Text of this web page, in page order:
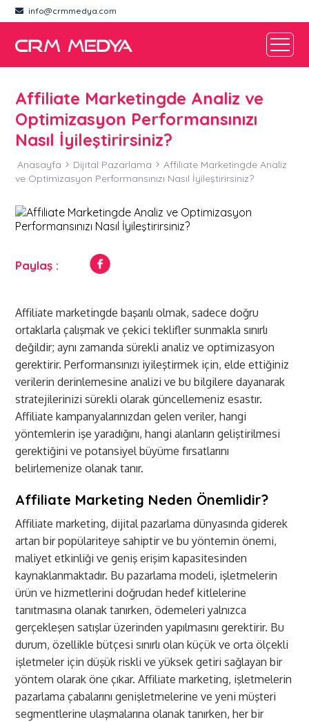
info@crmmedya.com
Affiliate Marketingde Analiz ve
Optimizasyon Performansınızı
Nasıl İyileştirirsiniz?
Anasayfa Dijital Pazarlama
Affiliate Marketingde Analiz
ve Optimizasyon Performansınızı Nasıl İyileştirirsiniz?
Paylaş :
Affiliate marketingde başarılı olmak, sadece doğru
ortaklarla çalışmak ve çekici teklifler sunmakla sınırlı
değildir; aynı zamanda sürekli analiz ve optimizasyon
gerektirir. Performansınızı iyileştirmek için, elde ettiğiniz
verilerin derinlemesine analizi ve bu bilgilere dayanarak
stratejilerinizi sürekli olarak güncellemeniz esastır.
Affiliate kampanyalarınızdan gelen veriler, hangi
yöntemlerin işe yaradığını, hangi alanların geliştirilmesi
gerektiğini ve potansiyel büyüme fırsatlarını
belirlemenize olanak tanır.
Affiliate Marketing Neden Önemlidir?
Affiliate marketing, dijital pazarlama dünyasında giderek
artan bir popülariteye sahiptir ve bu yöntemin önemi,
maliyet etkinliği ve geniş erişim kapasitesinden
kaynaklanmaktadır. Bu pazarlama modeli, işletmelerin
ürün ve hizmetlerini doğrudan hedef kitlelerine
tanıtmasına olanak tanırken, ödemeleri yalnızca
gerçekleşen satışlar üzerinden yapılmasını gerektirir. Bu
durum, özellikle bütçesi sınırlı olan küçük ve orta ölçekli
işletmeler için düşük riskli ve yüksek getiri sağlayan bir
yöntem olarak öne çıkar. Affiliate marketing, işletmelerin
pazarlama çabalarını genişletmelerine ve yeni müşteri
segmentlerine ulaşmalarına olanak tanırken, her bir